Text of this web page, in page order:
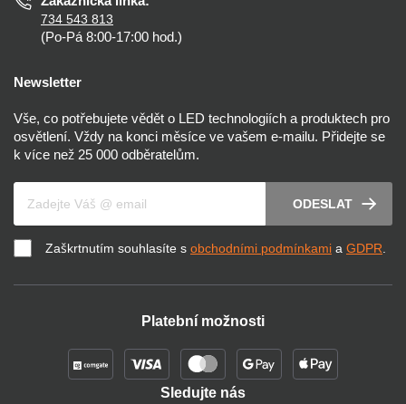
734 543 813
(Po-Pá 8:00-17:00 hod.)
Newsletter
Vše, co potřebujete vědět o LED technologiích a produktech pro
osvětlení. Vždy na konci měsíce ve vašem e-mailu. Přidejte se
k více než 25 000 odběratelům.
ODESLAT
Zaškrtnutím souhlasíte s obchodními podmínkami a GDPR
Platební možnosti
Sledujte nás